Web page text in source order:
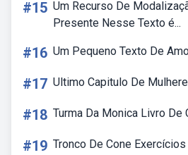
#15 Um Recurso De
Presente Nesse Texto é...
#16 Um Pequeno Texto De
#17 Ultimo Capitulo De
#18 Turma Da Monica Livro De
#19 Tronco De Cone Exercícios